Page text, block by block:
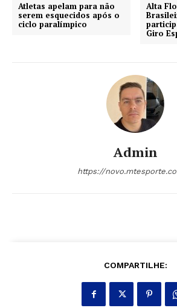
Atletas apelam para não
serem esquecidos após o
ciclo paralímpico
Alta
Giro
Admin
https://
COMPARTILHE: